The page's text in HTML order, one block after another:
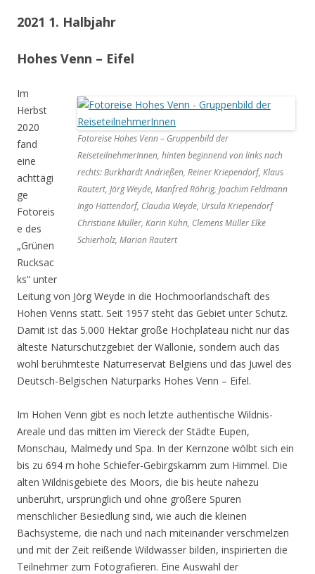
2021 1. Halbjahr
Hohes Venn – Eifel
Fotoreise Hohes Venn – Gruppenbild der
ReiseteilnehmerInnen, hinten beginnend von links nach
rechts: Burkhardt Andrießen, Reiner Kriependorf, Klaus
Rautert, Jörg Weyde, Manfred Röhrig, Joachim Feldmann
Ingo Hattendorf, Claudia Weyde, Ursula Kriependorf
Christiane Müller, Karin Kühn, Clemens Müller Elke
Schierholz, Marion Rautert
Im
Herbst
2020
fand
eine
achttägi
ge
Fotoreis
e des
„Grünen
Rucksac
ks“ unter
Leitung von Jörg Weyde in die Hochmoorlandschaft des
Hohen Venns statt. Seit 1957 steht das Gebiet unter Schutz.
Damit ist das 5.000 Hektar große Hochplateau nicht nur das
älteste Naturschutzgebiet der Wallonie, sondern auch das
wohl berühmteste Naturreservat Belgiens und das Juwel des
Deutsch-Belgischen Naturparks Hohes Venn – Eifel.
Im Hohen Venn gibt es noch letzte authentische Wildnis-
Areale und das mitten im Viereck der Städte Eupen,
Monschau, Malmedy und Spa. In der Kernzone wölbt sich ein
bis zu 694 m hohe Schiefer-Gebirgskamm zum Himmel. Die
alten Wildnisgebiete des Moors, die bis heute nahezu
unberührt, ursprünglich und ohne größere Spuren
menschlicher Besiedlung sind, wie auch die kleinen
Bachsysteme, die nach und nach miteinander verschmelzen
und mit der Zeit reißende Wildwasser bilden, inspirierten die
Teilnehmer zum Fotografieren. Eine Auswahl der